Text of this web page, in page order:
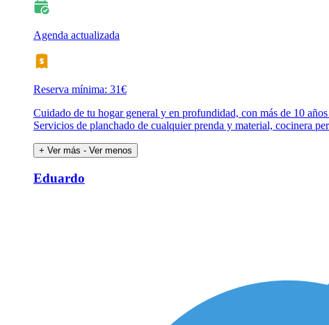
Agenda actualizada
Reserva mínima: 31€
Cuidado de tu hogar general y en profundidad, con más de 10
Servicios de planchado de cualquier prenda y material, cocinera
+ Ver más - Ver menos
Eduardo